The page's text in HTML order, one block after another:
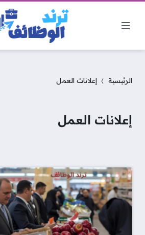
الرئيسية إعلانات العمل
إعلانات العمل